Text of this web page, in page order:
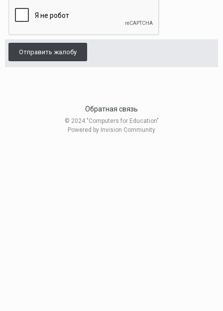
Отправить жалобу
Обратная связь
© 2024 "Computers for Education"
Powered by Invision Community